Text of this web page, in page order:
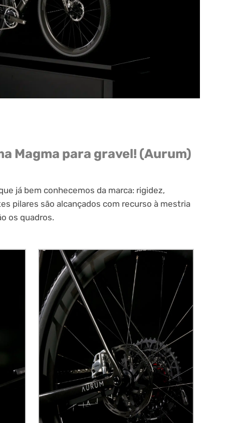
Magma para gravel! (Aurum)
já bem conhecemos da marca: rigidez,
pilares são alcançados com recurso à mestria
os quadros.